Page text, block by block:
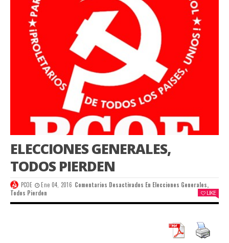
ELECCIONES GENERALES,
TODOS PIERDEN
PCOE Ene 04, 2016 Comentarios Desactivados En Elecciones Generales,
Todos Pierden
LIKE